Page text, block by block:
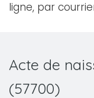
ligne, par
Acte de
(57700)